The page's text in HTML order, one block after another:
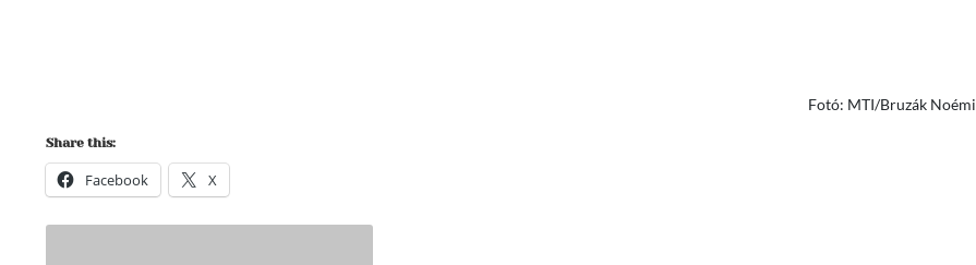
Fotó: MTI/Bruzák Noémi
Share this:
Facebook X